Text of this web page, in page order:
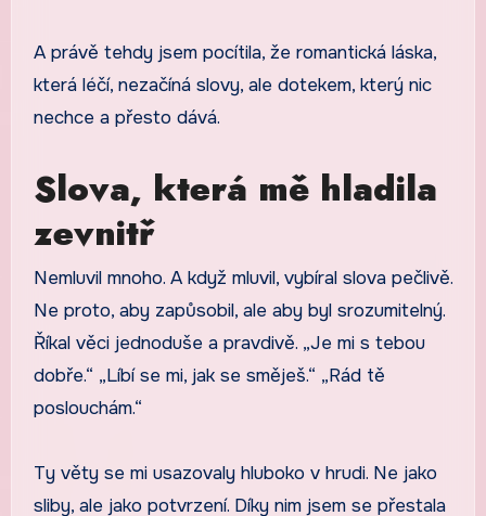
A právě tehdy jsem pocítila, že romantická láska,
která léčí, nezačíná slovy, ale dotekem, který nic
nechce a přesto dává.
Slova, která mě hladila
zevnitř
Nemluvil mnoho. A když mluvil, vybíral slova pečlivě.
Ne proto, aby zapůsobil, ale aby byl srozumitelný.
Říkal věci jednoduše a pravdivě. „Je mi s tebou
dobře.“ „Líbí se mi, jak se směješ.“ „Rád tě
poslouchám.“
Ty věty se mi usazovaly hluboko v hrudi. Ne jako
sliby, ale jako potvrzení. Díky nim jsem se přestala